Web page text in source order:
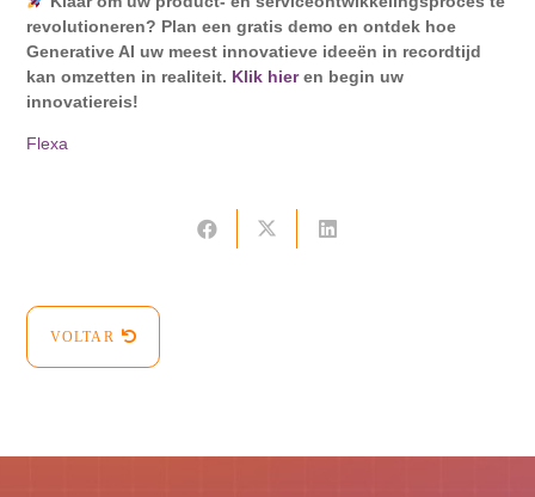
revolutioneren? Plan een gratis demo en ontdek hoe
Generative AI uw meest innovatieve ideeën in recordtijd
kan omzetten in realiteit. Klik hieren begin uw
innovatiereis!
Flexa
VOLTAR